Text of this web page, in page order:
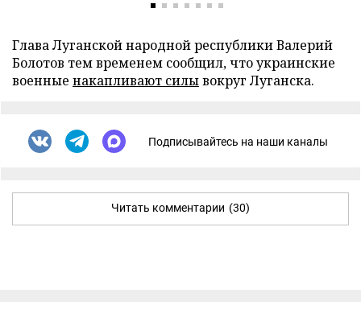
Глава Луганской народной республики Валерий
Болотов тем временем сообщил, что украинские
военные накапливают силывокруг Луганска.
Подписывайтесь на наши каналы
Читать комментарии (30)